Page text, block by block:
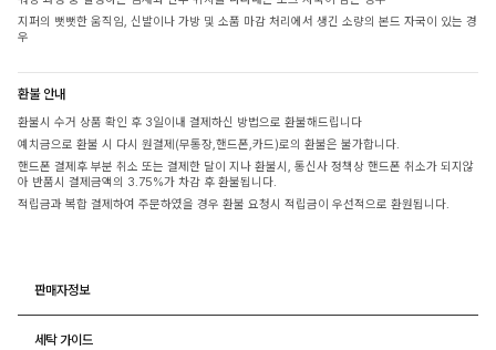
지퍼의 뻣뻣한 움직임, 신발이나 가방 및 소품 마감 처리에서 생긴 소량의 본드 자국이 있는 경
우
환불 안내
환불시 수거 상품 확인 후 3일이내 결제하신 방법으로 환불해드립니다
예치금으로 환불 시 다시 원결제(무통장,핸드폰,카드)로의 환불은 불가합니다.
핸드폰 결제후 부분 취소 또는 결제한 달이 지나 환불시, 통신사 정책상 핸드폰 취소가 되지않
아 반품시 결제금액의 3.75%가 차감 후 환불됩니다.
적립금과 복합 결제하여 주문하였을 경우 환불 요청시 적립금이 우선적으로 환원됩니다.
판매자정보
세탁 가이드